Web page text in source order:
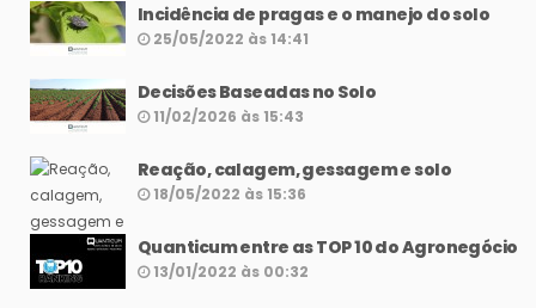
Incidência de pragas e o manejo do solo
25/05/2022 às 14:41
Decisões Baseadas no Solo
11/02/2026 às 15:43
Reação, calagem, gessagem e solo
18/05/2022 às 15:36
Quanticum entre as TOP 10 do Agronegócio
13/01/2022 às 00:32